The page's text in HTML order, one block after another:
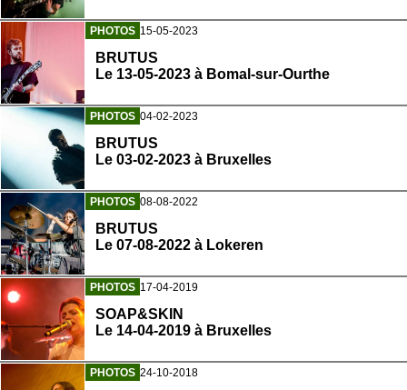
PHOTOS 15-05-2023
BRUTUS
Le 13-05-2023 à Bomal-sur-Ourthe
PHOTOS 04-02-2023
BRUTUS
Le 03-02-2023 à Bruxelles
PHOTOS 08-08-2022
BRUTUS
Le 07-08-2022 à Lokeren
PHOTOS 17-04-2019
SOAP&SKIN
Le 14-04-2019 à Bruxelles
PHOTOS 24-10-2018